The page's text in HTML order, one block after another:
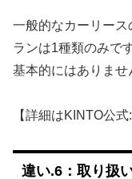
一般的なカーリー
ランは1種類のみで
基本的にはありませ
【詳細はKINTO公式:
違い.6：取り扱